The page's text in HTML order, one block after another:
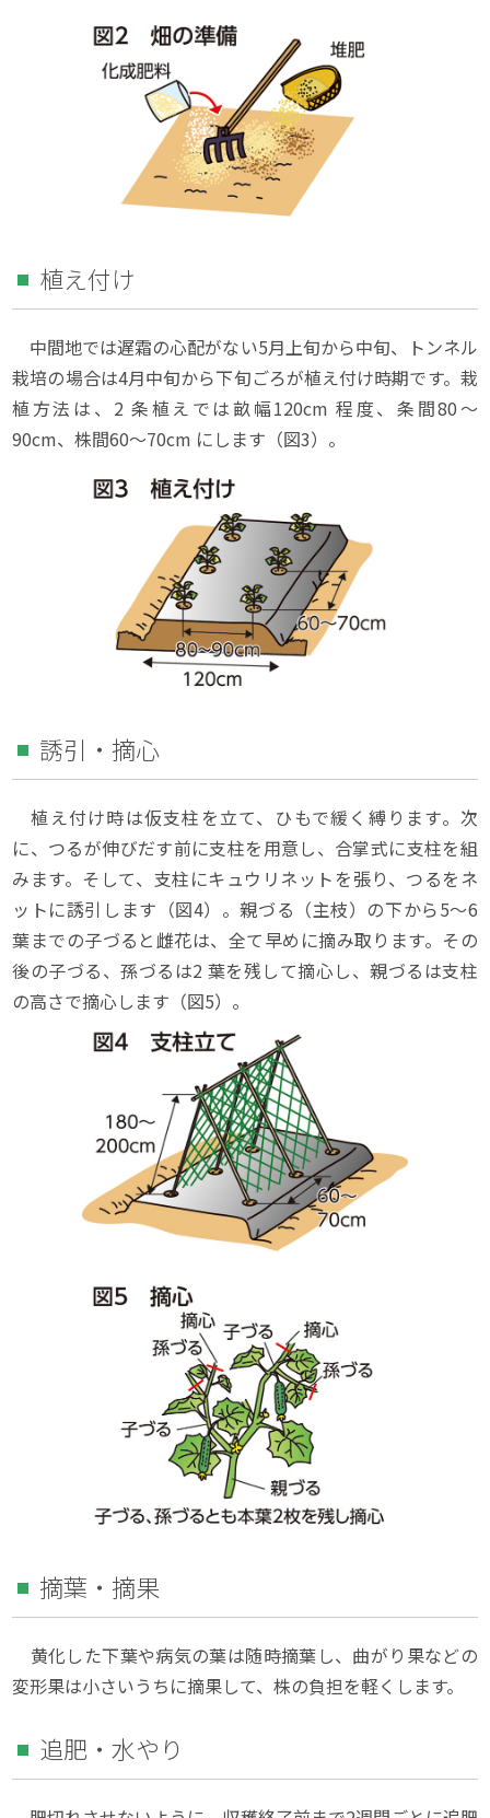
植え付け
中間地では遅霜の心配がない5月上旬から中旬、トンネル
栽培の場合は4月中旬から下旬ごろが植え付け時期です。栽
植方法は、2 条植えでは畝幅120cm 程度、条間80～
90cm、株間60～70cm にします（図3）。
誘引・摘心
植え付け時は仮支柱を立て、ひもで緩く縛ります。次
に、つるが伸びだす前に支柱を用意し、合掌式に支柱を組
みます。そして、支柱にキュウリネットを張り、つるをネ
ットに誘引します（図4）。親づる（主枝）の下から5～6
葉までの子づると雌花は、全て早めに摘み取ります。その
後の子づる、孫づるは2 葉を残して摘心し、親づるは支柱
の高さで摘心します（図5）。
摘葉・摘果
黄化した下葉や病気の葉は随時摘葉し、曲がり果などの
変形果は小さいうちに摘果して、株の負担を軽くします。
追肥・水やり